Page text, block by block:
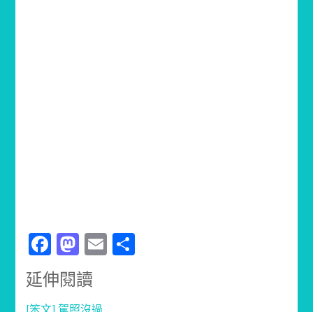
Facebook
Mastodon
Email
延伸閱讀